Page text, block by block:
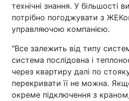
технічні знання. У більшості
потрібно погоджувати з
управляючою компанією.
"Все залежить від типу
система послідовна і
через квартиру далі по
перекривати її не можна.
окреме підключення з